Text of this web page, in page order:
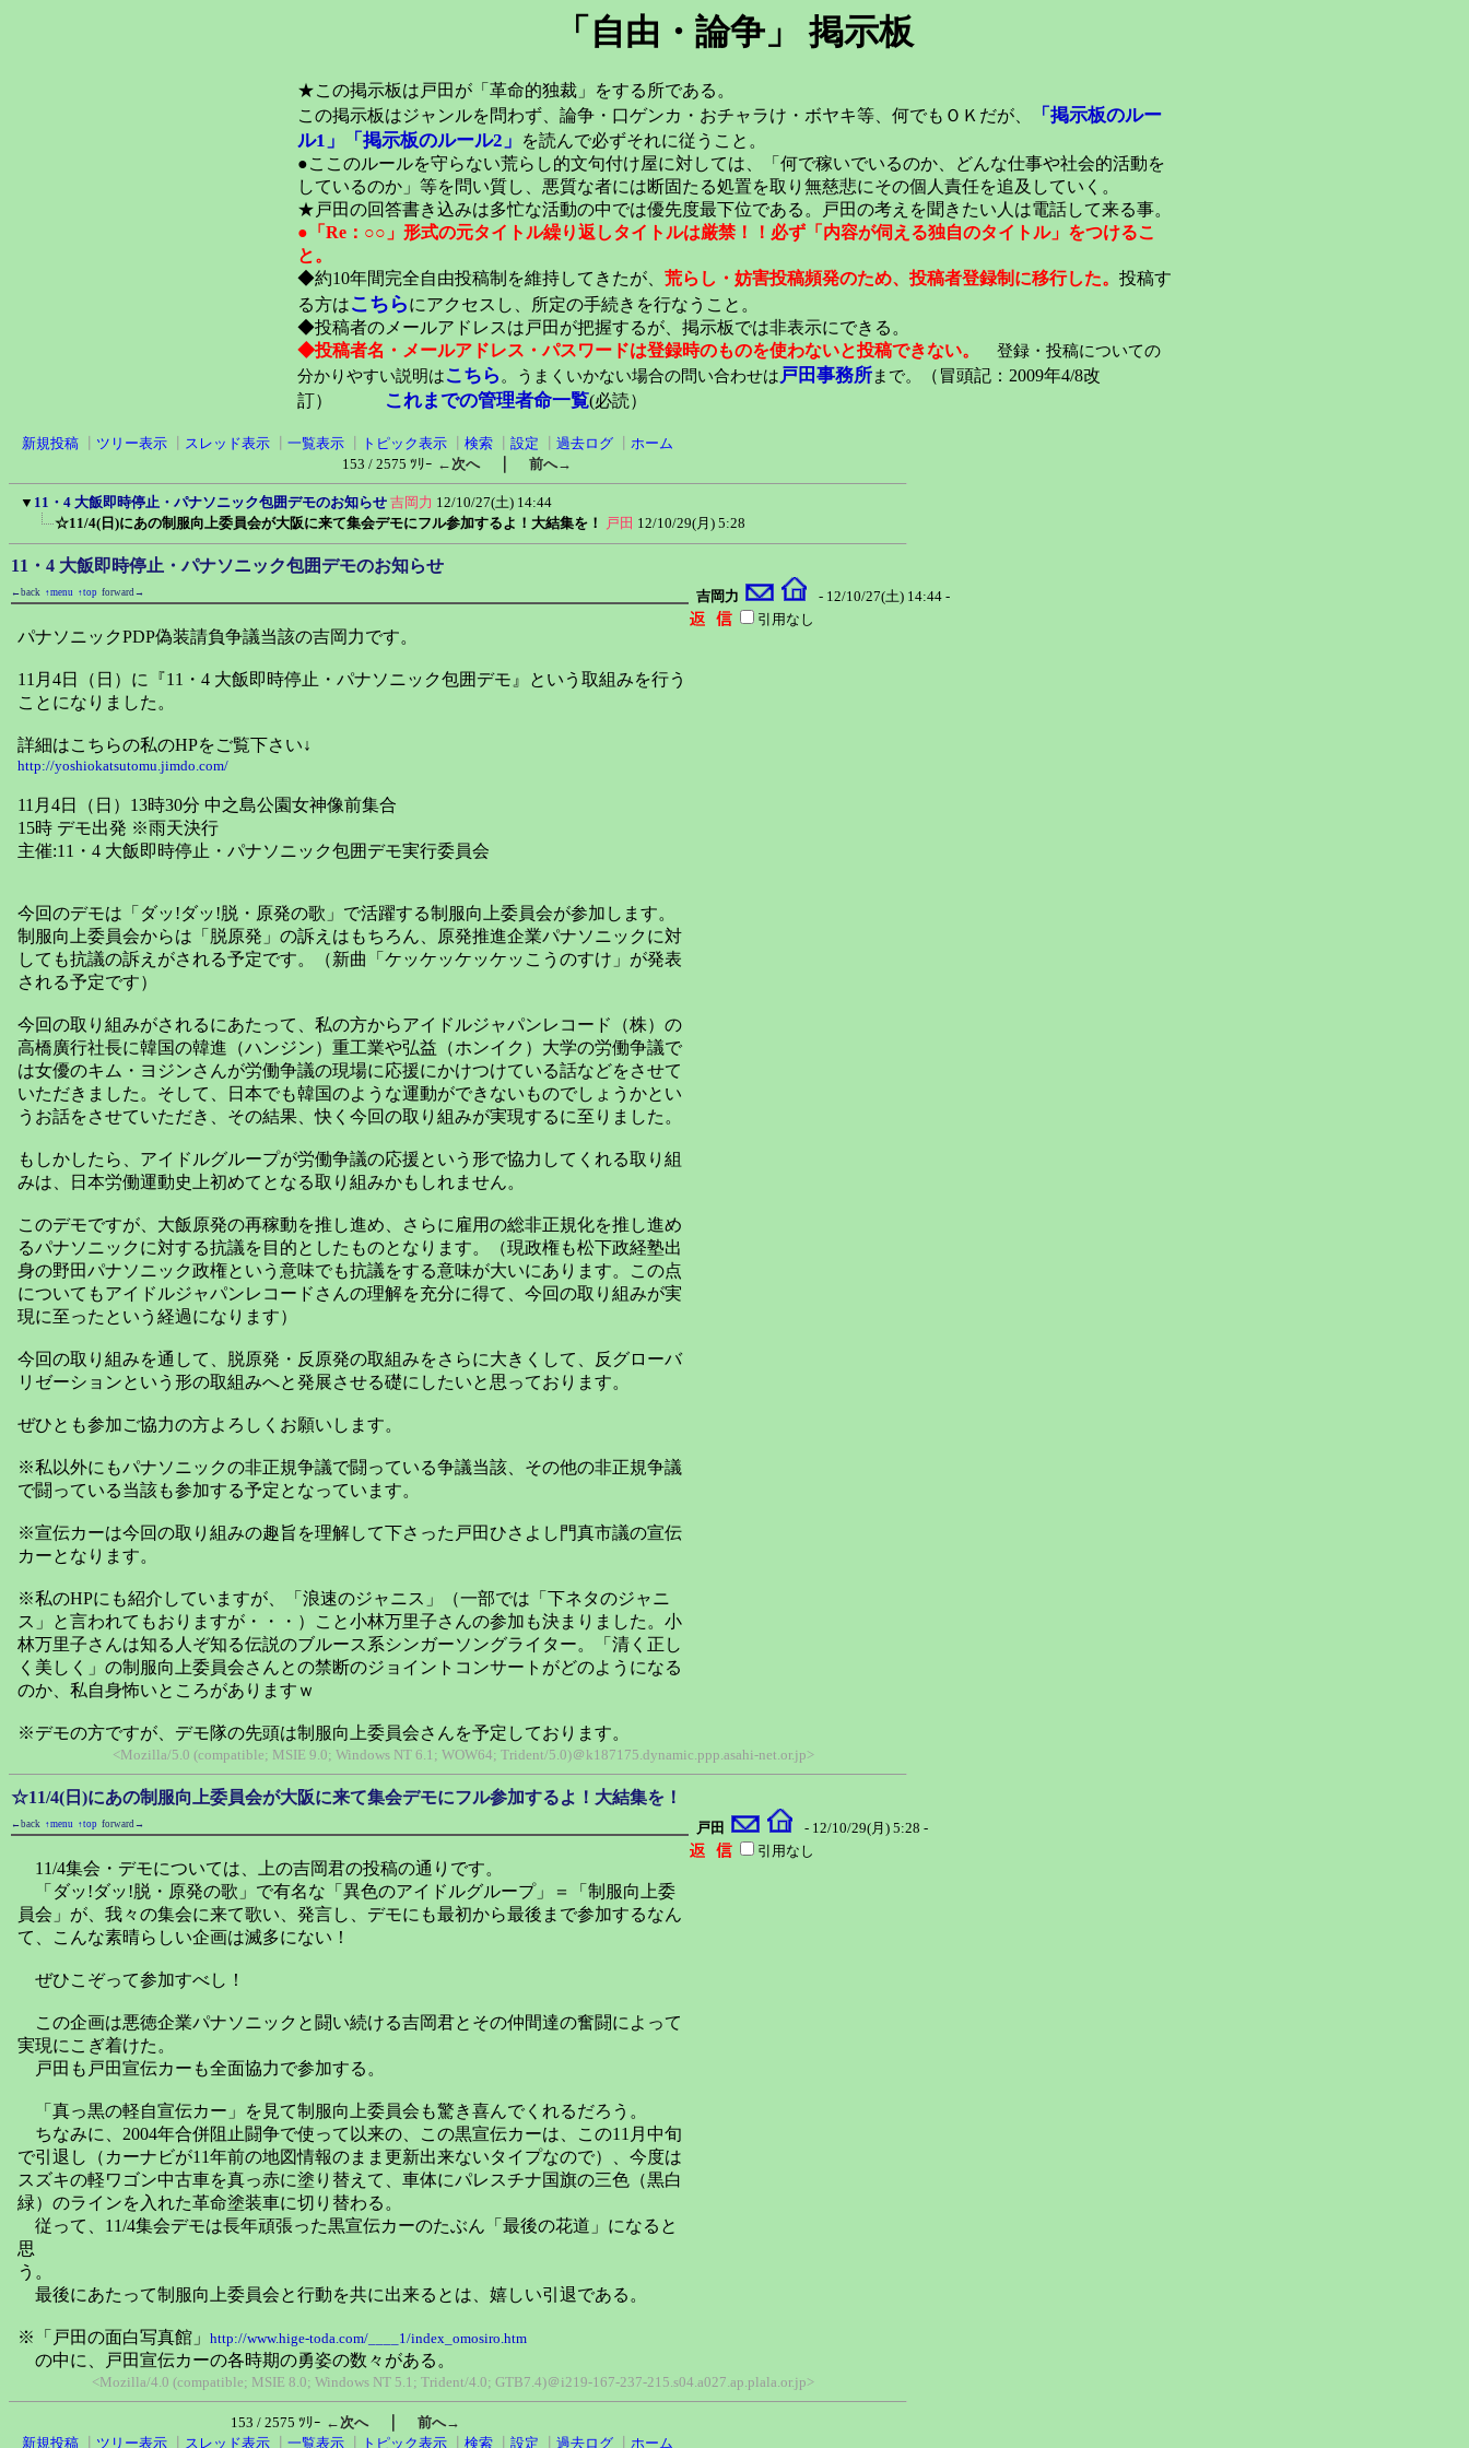
「自由・論争」 掲示板
★この掲示板は戸田が「革命的独裁」をする所である。
この掲示板はジャンルを問わず、論争・口ゲンカ・おチャラけ・ボヤキ等、何でもＯＫだが、
「掲示板のルー
ル1」
「掲示板のルール2」
を読んで必ずそれに従うこと。
●ここのルールを守らない荒らし的文句付け屋に対しては、「何で稼いでいるのか、どんな仕事や社会的活動を
しているのか」等を問い質し、悪質な者には断固たる処置を取り無慈悲にその個人責任を追及していく。
★戸田の回答書き込みは多忙な活動の中では優先度最下位である。戸田の考えを聞きたい人は電話して来る事。
●「Re：○○」形式の元タイトル繰り返しタイトルは厳禁！！必ず「内容が伺える独自のタイトル」をつけるこ
と。
◆約10年間完全自由投稿制を維持してきたが、 荒らし・妨害投稿頻発のため、投稿者登録制に移行した。 投稿す
る方はこちらにアクセスし、所定の手続きを行なうこと。
◆投稿者のメールアドレスは戸田が把握するが、掲示板では非表示にできる。
◆投稿者名・メールアドレス・パスワードは登録時のものを使わないと投稿できない。
登録・投稿についての
分かりやすい説明はこちら。うまくいかない場合の問い合わせは戸田事務所まで。
（冒頭記：2009年4/8改
訂）
これまでの管理者命一覧(必読）
新規投稿 ツリー表示 スレッド表示 一覧表示 トピック表示 検索 設定 過去ログ
ホーム
153 / 2575 ﾂﾘｰ ←次へ｜ 前へ→
▼ 11・4 大飯即時停止・パナソニック包囲デモのお知らせ 吉岡力 12/10/27(土) 14:44
☆11/4(日)にあの制服向上委員会が大阪に来て集会デモにフル参加するよ！大結集を！
戸田 12/10/29(月) 5:28
11・4 大飯即時停止・パナソニック包囲デモのお知らせ
←back ↑menu ↑top forward→ 吉岡力 - 12/10/27(土) 14:44 -
パナソニックPDP偽装請負争議当該の吉岡力です。
11月4日（日）に『11・4 大飯即時停止・パナソニック包囲デモ』という取組みを行う
ことになりました。
詳細はこちらの私のHPをご覧下さい↓
http://yoshiokatsutomu.jimdo.com/
11月4日（日）13時30分 中之島公園女神像前集合
15時 デモ出発 ※雨天決行
主催:11・4 大飯即時停止・パナソニック包囲デモ実行委員会
今回のデモは「ダッ!ダッ!脱・原発の歌」で活躍する制服向上委員会が参加します。
制服向上委員会からは「脱原発」の訴えはもちろん、原発推進企業パナソニックに対
しても抗議の訴えがされる予定です。（新曲「ケッケッケッケッこうのすけ」が発表
される予定です）
今回の取り組みがされるにあたって、私の方からアイドルジャパンレコード（株）の
高橋廣行社長に韓国の韓進（ハンジン）重工業や弘益（ホンイク）大学の労働争議で
は女優のキム・ヨジンさんが労働争議の現場に応援にかけつけている話などをさせて
いただきました。そして、日本でも韓国のような運動ができないものでしょうかとい
うお話をさせていただき、その結果、快く今回の取り組みが実現するに至りました。
もしかしたら、アイドルグループが労働争議の応援という形で協力してくれる取り組
みは、日本労働運動史上初めてとなる取り組みかもしれません。
このデモですが、大飯原発の再稼動を推し進め、さらに雇用の総非正規化を推し進め
るパナソニックに対する抗議を目的としたものとなります。（現政権も松下政経塾出
身の野田パナソニック政権という意味でも抗議をする意味が大いにあります。この点
についてもアイドルジャパンレコードさんの理解を充分に得て、今回の取り組みが実
現に至ったという経過になります）
今回の取り組みを通して、脱原発・反原発の取組みをさらに大きくして、反グローバ
リゼーションという形の取組みへと発展させる礎にしたいと思っております。
ぜひとも参加ご協力の方よろしくお願いします。
※私以外にもパナソニックの非正規争議で闘っている争議当該、その他の非正規争議
で闘っている当該も参加する予定となっています。
※宣伝カーは今回の取り組みの趣旨を理解して下さった戸田ひさよし門真市議の宣伝
カーとなります。
※私のHPにも紹介していますが、「浪速のジャニス」（一部では「下ネタのジャニ
ス」と言われてもおりますが・・・）こと小林万里子さんの参加も決まりました。小
林万里子さんは知る人ぞ知る伝説のブルース系シンガーソングライター。「清く正し
く美しく」の制服向上委員会さんとの禁断のジョイントコンサートがどのようになる
のか、私自身怖いところがありますｗ
※デモの方ですが、デモ隊の先頭は制服向上委員会さんを予定しております。
引用なし
<Mozilla/5.0 (compatible; MSIE 9.0; Windows NT 6.1; WOW64; Trident/5.0)＠k187175.dynamic.ppp.asahi-net.or.jp>
☆11/4(日)にあの制服向上委員会が大阪に来て集会デモにフル参加するよ！大結集を！
←back ↑menu ↑top forward→ 戸田 - 12/10/29(月) 5:28 -
11/4集会・デモについては、上の吉岡君の投稿の通りです。
「ダッ!ダッ!脱・原発の歌」で有名な「異色のアイドルグループ」＝「制服向上委
員会」が、我々の集会に来て歌い、発言し、デモにも最初から最後まで参加するなん
て、こんな素晴らしい企画は滅多にない！
ぜひこぞって参加すべし！
この企画は悪徳企業パナソニックと闘い続ける吉岡君とその仲間達の奮闘によって
実現にこぎ着けた。
戸田も戸田宣伝カーも全面協力で参加する。
「真っ黒の軽自宣伝カー」を見て制服向上委員会も驚き喜んでくれるだろう。
ちなみに、2004年合併阻止闘争で使って以来の、この黒宣伝カーは、この11月中旬
で引退し（カーナビが11年前の地図情報のまま更新出来ないタイプなので）、今度は
スズキの軽ワゴン中古車を真っ赤に塗り替えて、車体にパレスチナ国旗の三色（黒白
緑）のラインを入れた革命塗装車に切り替わる。
従って、11/4集会デモは長年頑張った黒宣伝カーのたぶん「最後の花道」になると
思
う。
最後にあたって制服向上委員会と行動を共に出来るとは、嬉しい引退である。
※「戸田の面白写真館」 http://www.hige-toda.com/____1/index_omosiro.htm
の中に、戸田宣伝カーの各時期の勇姿の数々がある。
引用なし
<Mozilla/4.0 (compatible; MSIE 8.0; Windows NT 5.1; Trident/4.0; GTB7.4)＠i219-167-237-215.s04.a027.ap.plala.or.jp>
153 / 2575 ﾂﾘｰ ←次へ｜ 前へ→
新規投稿
ツリー表示 スレッド表示 一覧表示 トピック表示 検索 設定 過去ログ ホーム